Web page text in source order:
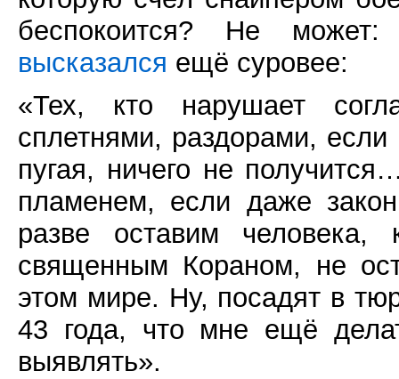
беспокоится? Не
высказался ещё суровее:
«Тех, кто нарушает
сплетнями, раздорами,
пугая, ничего не
пламенем, если даже
разве оставим человека,
священным Кораном, не
этом мире. Ну, посадят в
43 года, что мне ещё
выявлять».